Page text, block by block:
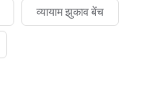
व्यायाम झुकाव बेंच